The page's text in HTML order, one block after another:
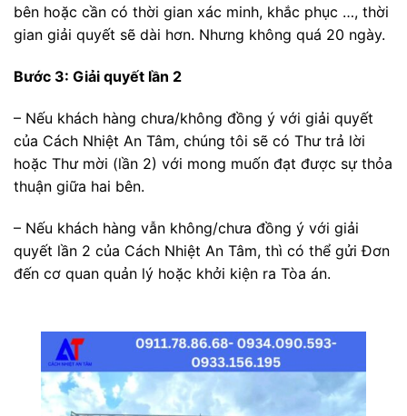
bên hoặc cần có thời gian xác minh, khắc phục …, thời
gian giải quyết sẽ dài hơn. Nhưng không quá 20 ngày.
Bước 3: Giải quyết lần 2
– Nếu khách hàng chưa/không đồng ý với giải quyết
của Cách Nhiệt An Tâm, chúng tôi sẽ có Thư trả lời
hoặc Thư mời (lần 2) với mong muốn đạt được sự thỏa
thuận giữa hai bên.
– Nếu khách hàng vẫn không/chưa đồng ý với giải
quyết lần 2 của Cách Nhiệt An Tâm, thì có thể gửi Đơn
đến cơ quan quản lý hoặc khởi kiện ra Tòa án.